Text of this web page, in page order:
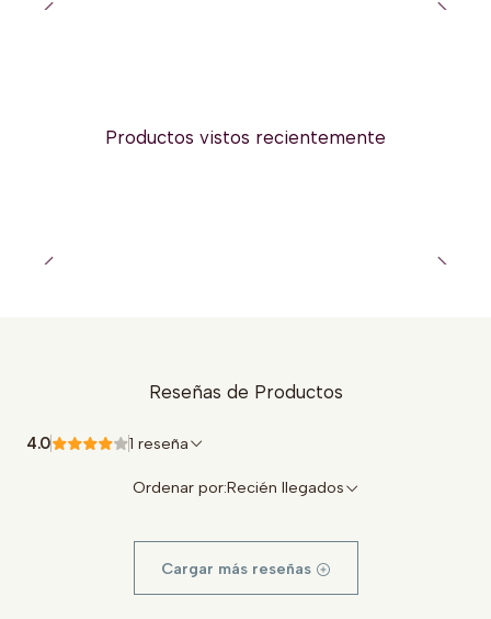
Productos vistos recientemente
Reseñas de Productos
4.0 1 reseña
Ordenar por:Recién llegados
Cargar más reseñas